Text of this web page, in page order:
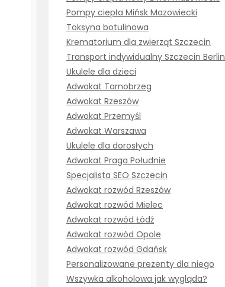
Pompy ciepła Mińsk Mazowiecki
Toksyna botulinowa
Krematorium dla zwierząt Szczecin
Transport indywidualny Szczecin Berlin
Ukulele dla dzieci
Adwokat Tarnobrzeg
Adwokat Rzeszów
Adwokat Przemyśl
Adwokat Warszawa
Ukulele dla dorosłych
Adwokat Praga Południe
Specjalista SEO Szczecin
Adwokat rozwód Rzeszów
Adwokat rozwód Mielec
Adwokat rozwód Łódź
Adwokat rozwód Opole
Adwokat rozwód Gdańsk
Personalizowane prezenty dla niego
Wszywka alkoholowa jak wygląda?